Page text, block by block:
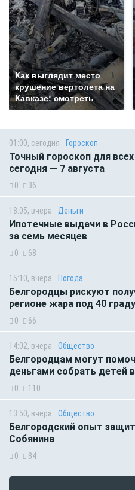
Как выглядит место
крушение вертолета на
Кавказе: смотреть
01:00, сегодня Гороскоп
Точный гороскоп для
сегодня — 7 августа
0 36
18:05, вчера Деньги
Ипотечные выдачи в
за семь месяцев
0 68
15:10, вчера Погода
Белгородцы рискуют
регионе жара под 40
0 66
14:02, вчера Общество
Белгородцам могут
деньгами собрать детей
0 110
13:50, вчера Общество
Белгородский опыт
Собянина
0 84